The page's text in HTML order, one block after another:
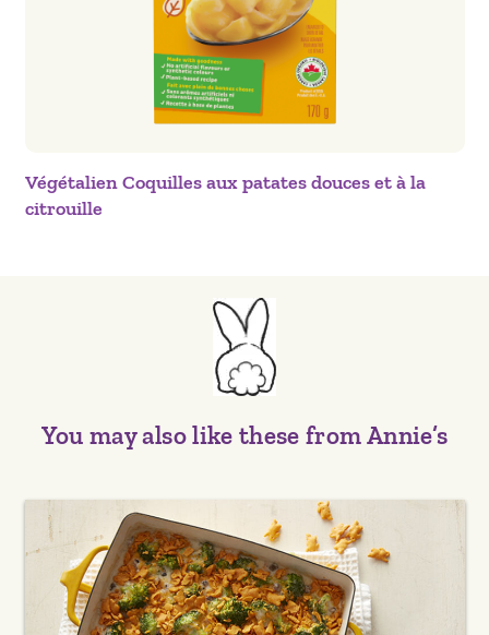
Végétalien Coquilles aux patates douces et à la
citrouille
You may also like these from Annie’s